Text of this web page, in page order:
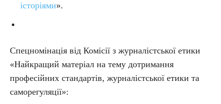
історіями».
Спецномінація від Комісії з журналістської етики
«Найкращий матеріал на тему дотримання
професійних стандартів, журналістської етики та
саморегуляції»: